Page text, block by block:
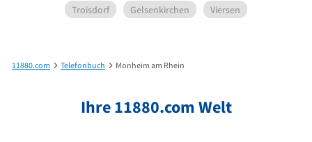
Troisdorf
Gelsenkirchen Viersen
11880.com Telefonbuch Monheim am Rhein
Ihre 11880.com Welt